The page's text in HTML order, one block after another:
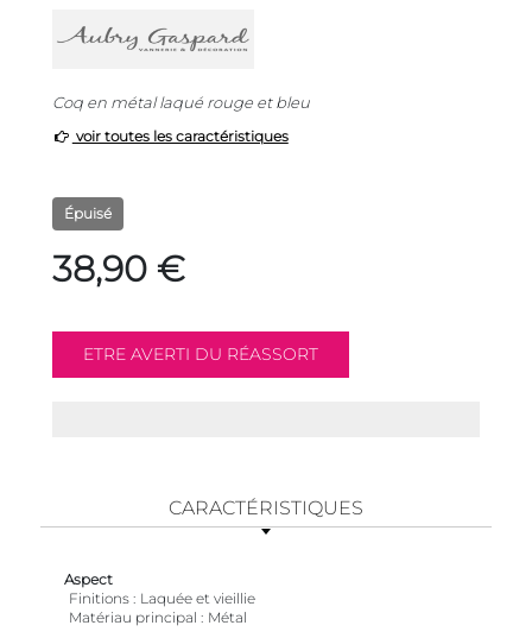
Coq en métal laqué rouge et bleu
voir toutes les caractéristiques
Épuisé
38,90 €
CARACTÉRISTIQUES
Aspect
Finitions
Laquée et vieillie
Matériau principal
Métal